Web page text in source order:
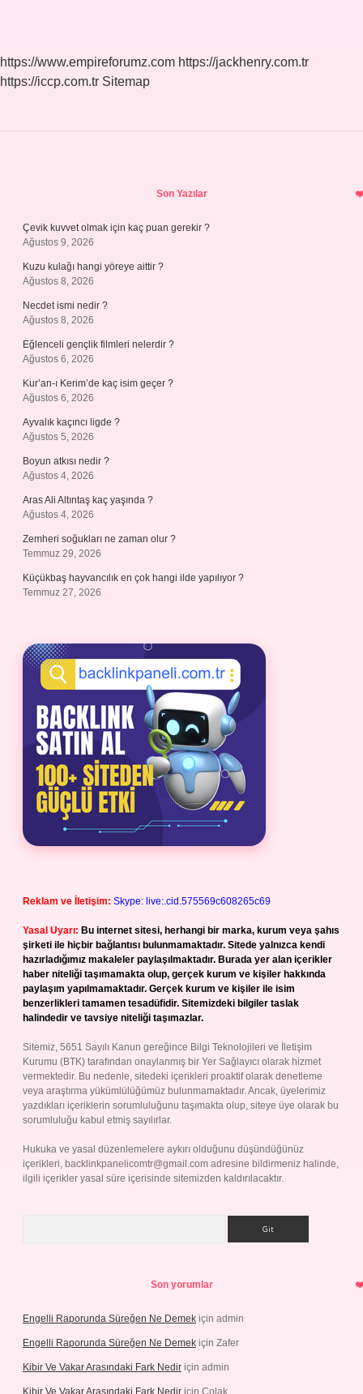
https://www.empireforumz.com https://jackhenry.com.tr
https://iccp.com.tr Sitemap
Son Yazılar
Çevik kuvvet olmak için kaç puan gerekir ?
Ağustos 9, 2026
Kuzu kulağı hangi yöreye aittir ?
Ağustos 8, 2026
Necdet ismi nedir ?
Ağustos 8, 2026
Eğlenceli gençlik filmleri nelerdir ?
Ağustos 6, 2026
Kur’an-ı Kerim’de kaç isim geçer ?
Ağustos 6, 2026
Ayvalık kaçıncı ligde ?
Ağustos 5, 2026
Boyun atkısı nedir ?
Ağustos 4, 2026
Aras Ali Altıntaş kaç yaşında ?
Ağustos 4, 2026
Zemheri soğukları ne zaman olur ?
Temmuz 29, 2026
Küçükbaş hayvancılık en çok hangi ilde yapılıyor ?
Temmuz 27, 2026
Reklam ve İletişim: Skype: live:.cid.575569c608265c69
Yasal Uyarı: Bu internet sitesi, herhangi bir marka, kurum veya şahıs
şirketi ile hiçbir bağlantısı bulunmamaktadır. Sitede yalnızca kendi
hazırladığımız makaleler paylaşılmaktadır. Burada yer alan içerikler
haber niteliği taşımamakta olup, gerçek kurum ve kişiler hakkında
paylaşım yapılmamaktadır. Gerçek kurum ve kişiler ile isim
benzerlikleri tamamen tesadüfidir. Sitemizdeki bilgiler taslak
halindedir ve tavsiye niteliği taşımazlar.
Sitemiz, 5651 Sayılı Kanun gereğince Bilgi Teknolojileri ve İletişim
Kurumu (BTK) tarafından onaylanmış bir Yer Sağlayıcı olarak hizmet
vermektedir. Bu nedenle, sitedeki içerikleri proaktif olarak denetleme
veya araştırma yükümlülüğümüz bulunmamaktadır. Ancak, üyelerimiz
yazdıkları içeriklerin sorumluluğunu taşımakta olup, siteye üye olarak bu
sorumluluğu kabul etmiş sayılırlar.
Hukuka ve yasal düzenlemelere aykırı olduğunu düşündüğünüz
içerikleri, backlinkpanelicomtr@gmail.com adresine bildirmeniz halinde,
ilgili içerikler yasal süre içerisinde sitemizden kaldırılacaktır.
Son yorumlar
Engelli Raporunda Süreğen Ne Demek için admin
Engelli Raporunda Süreğen Ne Demek için Zafer
Kibir Ve Vakar Arasındaki Fark Nedir için admin
Kibir Ve Vakar Arasındaki Fark Nedir için Çolak